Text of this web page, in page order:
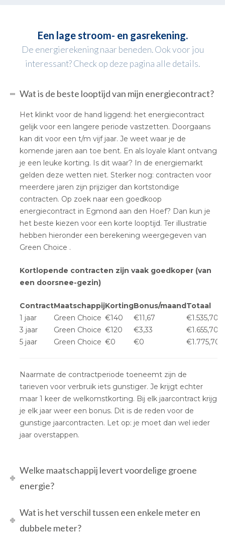
Een lage stroom- en gasrekening.
De energierekening naar beneden. Ook voor jou
interessant? Check op deze pagina alle details.
Wat is de beste looptijd van mijn energiecontract?
Het klinkt voor de hand liggend: het energiecontract
gelijk voor een langere periode vastzetten. Doorgaans
kan dit voor een t/m vijf jaar. Je weet waar je de
komende jaren aan toe bent. En als loyale klant ontvang
je een leuke korting. Is dit waar? In de energiemarkt
gelden deze wetten niet. Sterker nog: contracten voor
meerdere jaren zijn prijziger dan kortstondige
contracten. Op zoek naar een goedkoop
energiecontract in Egmond aan den Hoef? Dan kun je
het beste kiezen voor een korte looptijd. Ter illustratie
hebben hieronder een berekening weergegeven van
Green Choice .
Kortlopende contracten zijn vaak goedkoper (van
een doorsnee-gezin)
ContractMaatschappijKortingBonus/maandTotaal
1 jaar
Green Choice €140 €11,67
€1.535,70
3 jaar
Green Choice €120 €3,33
€1.655,70
5 jaar
Green Choice €0 €0 €1.775,70
Naarmate de contractperiode toeneemt zijn de
tarieven voor verbruik iets gunstiger. Je krijgt echter
maar 1 keer de welkomstkorting. Bij elk jaarcontract krijg
je elk jaar weer een bonus. Dit is de reden voor de
gunstige jaarcontracten. Let op: je moet dan wel ieder
jaar overstappen.
Welke maatschappij levert voordelige groene
energie?
Wat is het verschil tussen een enkele meter en
dubbele meter?